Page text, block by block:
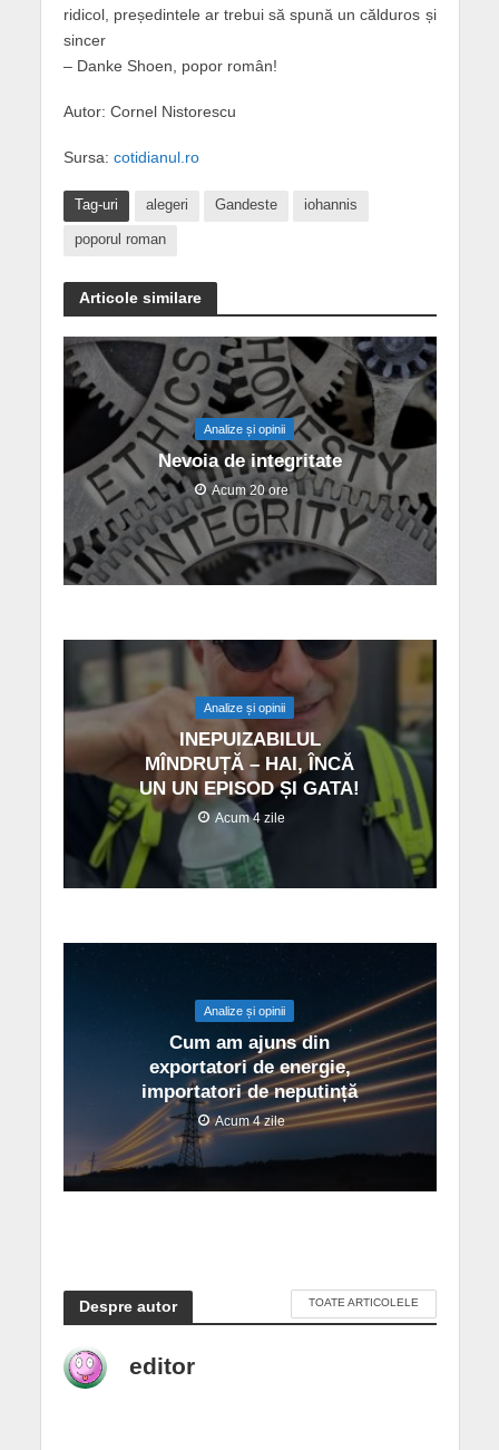
ridicol, președintele ar trebui să spună un călduros și
sincer
– Danke Shoen, popor român!
Autor: Cornel Nistorescu
Sursa: cotidianul.ro
Tag-uri alegeri Gandeste iohannis
poporul roman
Articole similare
Analize și opinii
Nevoia de integritate
Acum 20 ore
Analize și opinii
INEPUIZABILUL
MÎNDRUȚĂ – HAI, ÎNCĂ
UN UN EPISOD ȘI GATA!
Acum 4 zile
Analize și opinii
Cum am ajuns din
exportatori de energie,
importatori de neputință
Acum 4 zile
Despre autor TOATE ARTICOLELE
editor